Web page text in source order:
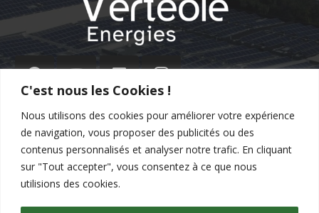
C'est nous les Cookies !
Nous utilisons des cookies pour améliorer votre expérience
de navigation, vous proposer des publicités ou des
contenus personnalisés et analyser notre trafic. En cliquant
sur "Tout accepter", vous consentez à ce que nous
utilisions des cookies.
Contact
commercial@verteole.com
09 51 25 90 00